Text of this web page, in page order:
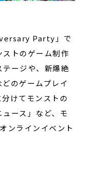
Party」で
トのゲーム制作
ージや、新爆絶
のゲームプレイ
けてモンストの
ース」など、モ
ンラインイベント